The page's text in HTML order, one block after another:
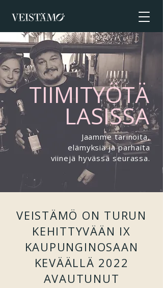
TIIMITYÖTÄ
LASISSA
Jaamme tarinoita,
elämyksiä ja parhaita
viinejä hyvässä seurassa.
VEISTÄMÖ ON TURUN
KEHITTYVÄÄN IX
KAUPUNGINOSAAN
KEVÄÄLLÄ 2022
AVAUTUNUT